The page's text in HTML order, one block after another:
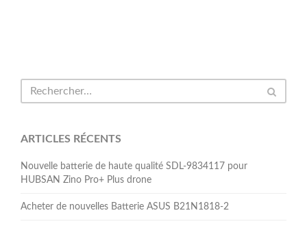
ARTICLES RÉCENTS
Nouvelle batterie de haute qualité SDL-9834117 pour
HUBSAN Zino Pro+ Plus drone
Acheter de nouvelles Batterie ASUS B21N1818-2